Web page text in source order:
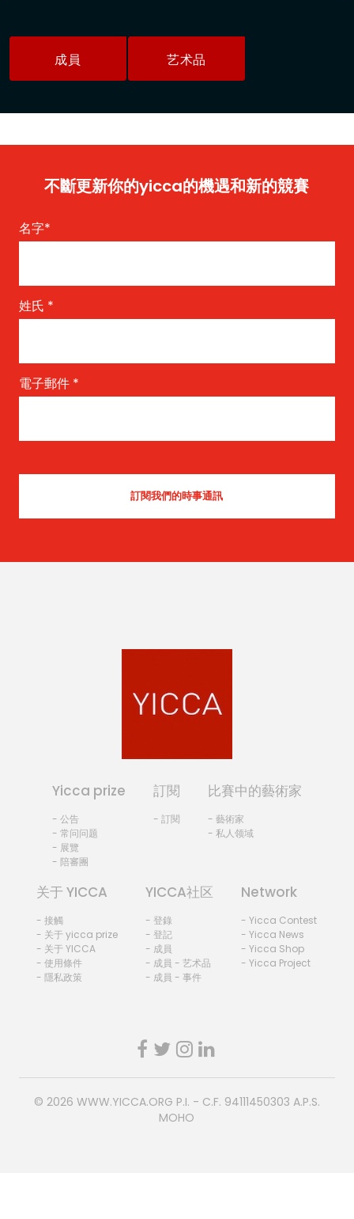
成員 艺术品
不斷更新你的yicca的機遇和新的競賽
名字*
姓氏 *
電子郵件 *
Yicca prize
- 公告
- 常问问题
- 展覽
- 陪審團
訂閱
- 訂閱
比賽中的藝術家
- 藝術家
- 私人领域
关于 YICCA
- 接觸
- 关于 yicca prize
- 关于 YICCA
- 使用條件
- 隱私政策
YICCA社区
- 登錄
- 登記
- 成員
- 成員 - 艺术品
- 成員 - 事件
Network
- Yicca Contest
- Yicca News
- Yicca Shop
- Yicca Project
© 2026 WWW.YICCA.ORG P.I. - C.F. 94111450303 A.P.S.
MOHO